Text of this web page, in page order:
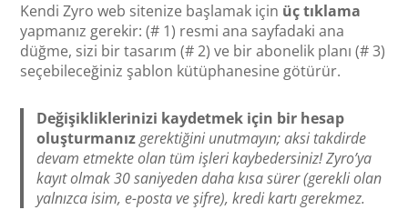
Kendi Zyro web sitenize başlamak için üç tıklama
yapmanız gerekir: (# 1) resmi ana sayfadaki ana
düğme, sizi bir tasarım (# 2) ve bir abonelik planı (# 3)
seçebileceğiniz şablon kütüphanesine götürür.
Değişikliklerinizi kaydetmek için bir hesap
oluşturmanızgerektiğini unutmayın; aksi takdirde
devam etmekte olan tüm işleri kaybedersiniz! Zyro’ya
kayıt olmak 30 saniyeden daha kısa sürer (gerekli olan
yalnızca isim, e-posta ve şifre), kredi kartı gerekmez.